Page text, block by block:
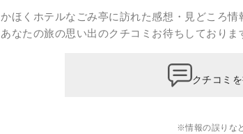
かほくホテルなごみ亭に訪れた感想・見どころ情
あなたの旅の思い出のクチコミ お待ちしておりま
クチコミを
※情報の誤りな